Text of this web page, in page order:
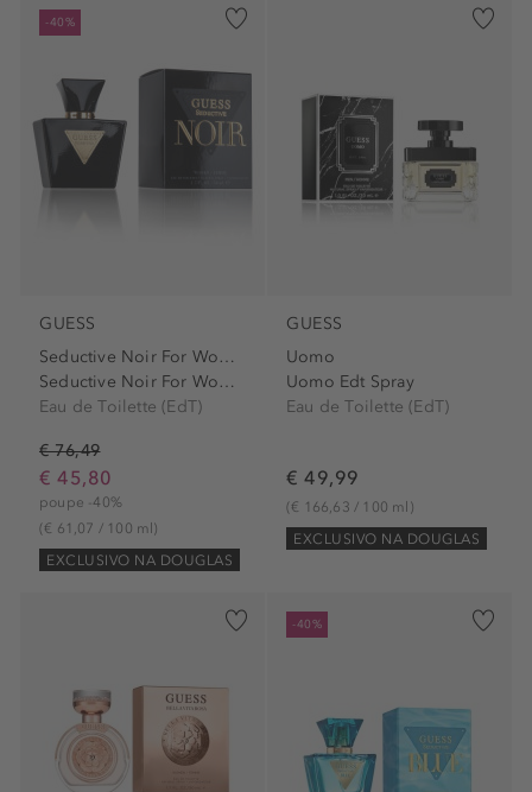
-40%
GUESS
Seductive Noir For Women
Seductive Noir For Women...
Eau de Toilette (EdT)
€ 76,49
€ 45,80
poupe -40%
(€ 61,07 / 100 ml)
EXCLUSIVO NA DOUGLAS
GUESS
Uomo
Uomo Edt Spray
Eau de Toilette (EdT)
€ 49,99
(€ 166,63 / 100 ml)
EXCLUSIVO NA DOUGLAS
-40%